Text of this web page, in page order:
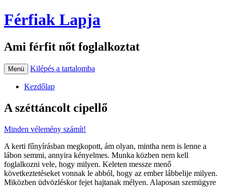
Férfiak Lapja
Ami férfit nőt foglalkoztat
Menü Kilépés a tartalomba
Kezdőlap
A széttáncolt cipellő
Minden vélemény számít!
A kerti fűnyírásban megkopott, ám olyan, mintha nem is lenne a
lábon semmi, annyira kényelmes. Munka közben nem kell
foglalkozni vele, hogy milyen. Keleten messze menő
következtetéseket vonnak le abból, hogy az ember lábbelije milyen.
Miközben üdvözléskor fejet hajtanak mélyen. Alaposan szemügyre